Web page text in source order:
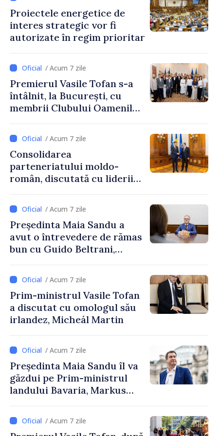
Proiectele energetice de
interes strategic vor fi
autorizate în regim prioritar
/ Acum 7 zile
Premierul Vasile Tofan s-a
întâlnit, la București, cu
membrii Clubului Oamenilor
/ Acum 7 zile
Consolidarea
parteneriatului moldo-
român, discutată cu liderii
/ Acum 7 zile
Președinta Maia Sandu a
avut o întrevedere de rămas
bun cu Guido Beltrani,
Cooperare al Elveției în
Republica Moldova
/ Acum 7 zile
Prim-ministrul Vasile Tofan
a discutat cu omologul său
irlandez, Micheál Martin
/ Acum 7 zile
Președinta Maia Sandu îl va
găzdui pe Prim-ministrul
landului Bavaria, Markus
/ Acum 7 zile